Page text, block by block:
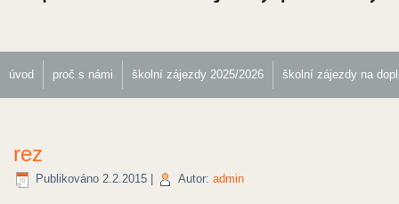
úvod proč s námi školní zájezdy 2025/2026 školní zájezdy na
rez
Publikováno 2.2.2015 Autor: admin